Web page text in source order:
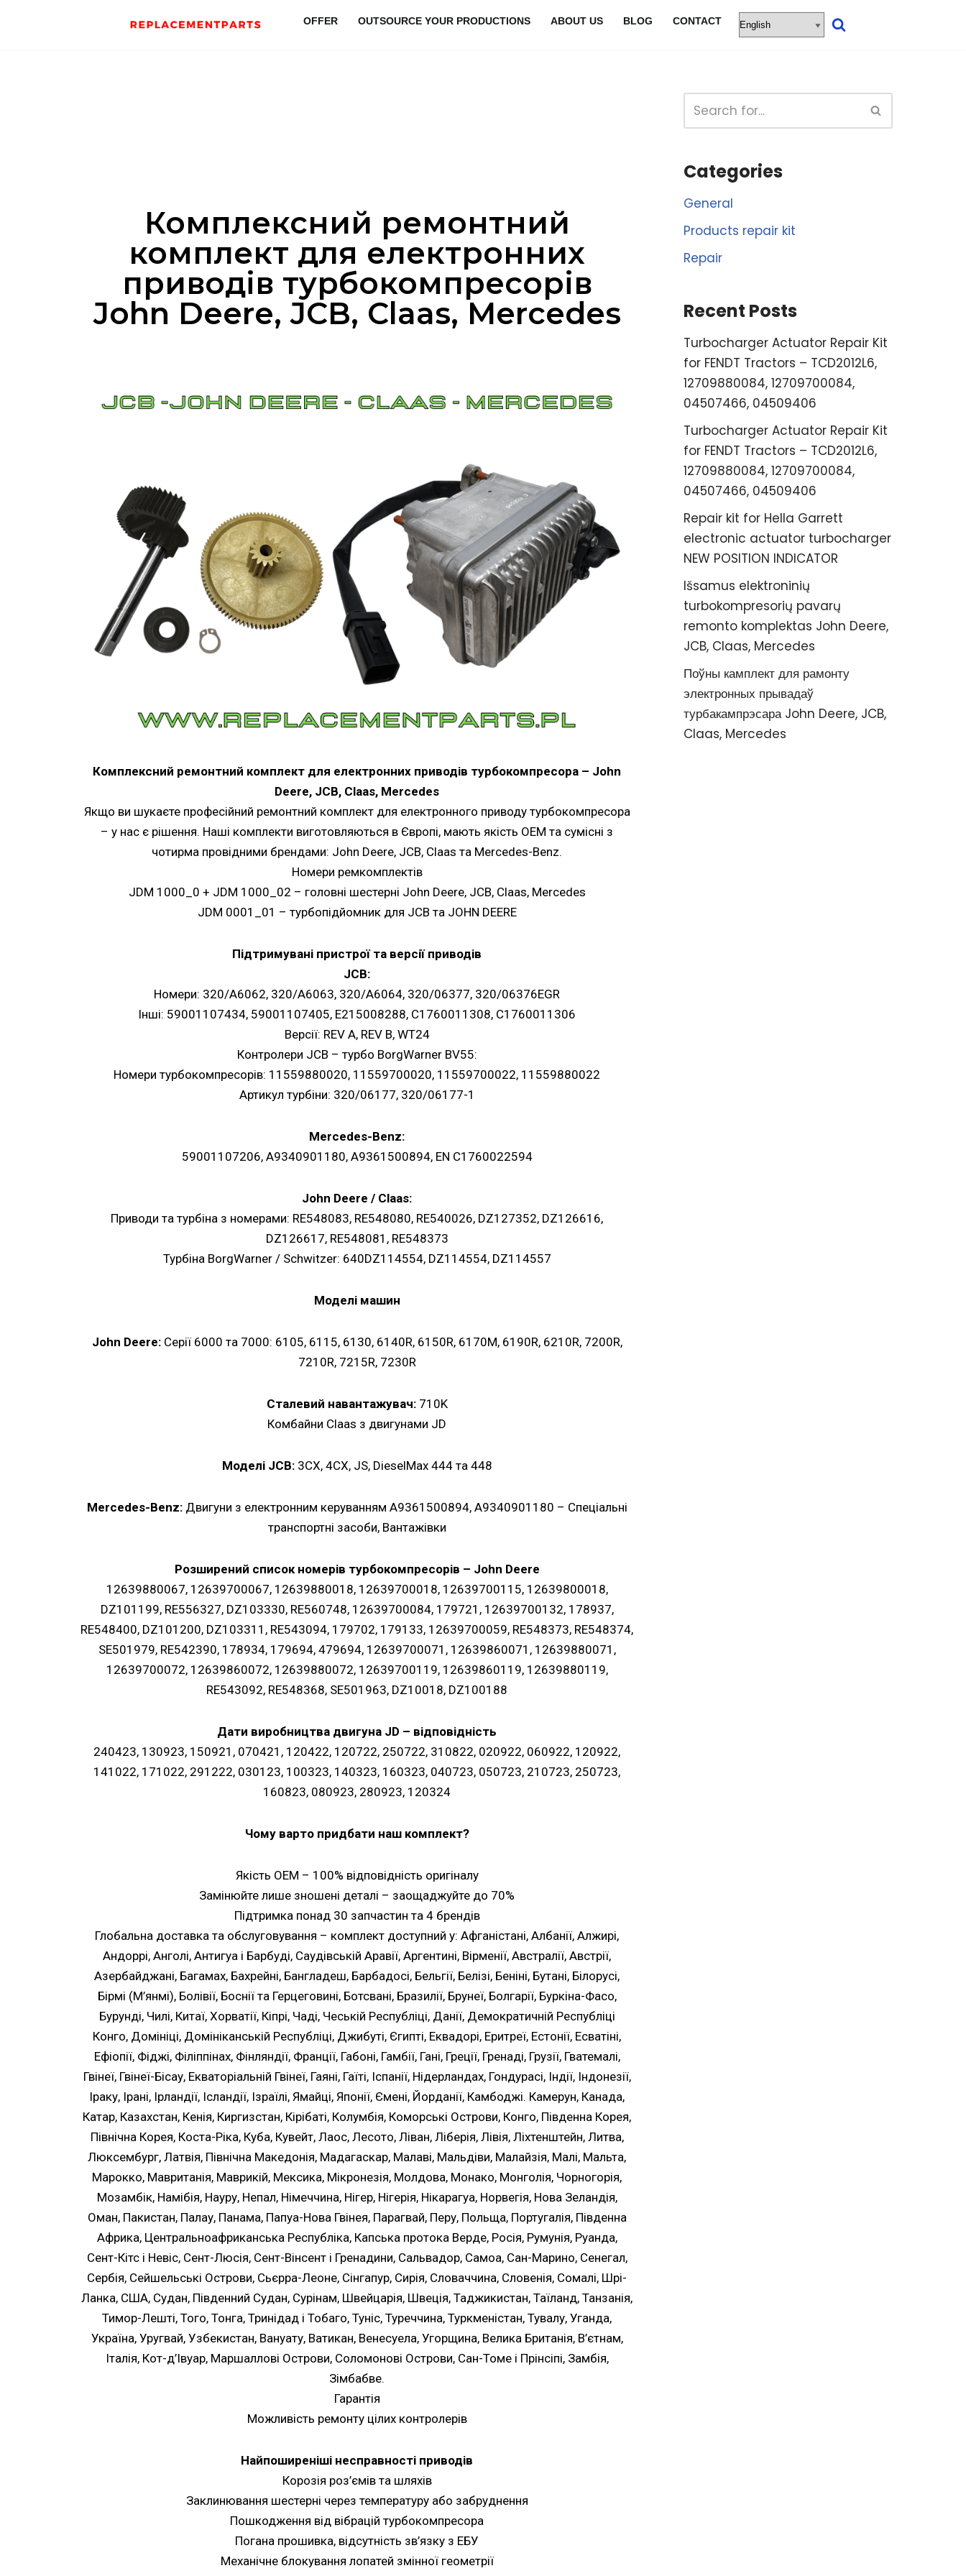
OFFER OUTSOURCE YOUR PRODUCTIONS ABOUT US BLOG CONTACT
Комплексний ремонтний
комплект для електронних
приводів турбокомпресорів
John Deere, JCB, Claas, Mercedes
Комплексний ремонтний комплект для електронних приводів турбокомпресора – John
Deere, JCB, Claas, Mercedes
Якщо ви шукаєте професійний ремонтний комплект для електронного приводу турбокомпресора
– у нас є рішення. Наші комплекти виготовляються в Європі, мають якість OEM та сумісні з
чотирма провідними брендами: John Deere, JCB, Claas та Mercedes-Benz.
Номери ремкомплектів
JDM 1000_0 + JDM 1000_02 – головні шестерні John Deere, JCB, Claas, Mercedes
JDM 0001_01 – турбопідйомник для JCB та JOHN DEERE
Підтримувані пристрої та версії приводів
JCB:
Номери: 320/A6062, 320/A6063, 320/A6064, 320/06377, 320/06376EGR
Інші: 59001107434, 59001107405, E215008288, C1760011308, C1760011306
Версії: REV A, REV B, WT24
Контролери JCB – турбо BorgWarner BV55:
Номери турбокомпресорів: 11559880020, 11559700020, 11559700022, 11559880022
Артикул турбіни: 320/06177, 320/06177-1
Mercedes-Benz:
59001107206, A9340901180, A9361500894, EN C1760022594
John Deere / Claas:
Приводи та турбіна з номерами: RE548083, RE548080, RE540026, DZ127352, DZ126616,
DZ126617, RE548081, RE548373
Турбіна BorgWarner / Schwitzer: 640DZ114554, DZ114554, DZ114557
Моделі машин
John Deere:Серії 6000 та 7000: 6105, 6115, 6130, 6140R, 6150R, 6170M, 6190R, 6210R, 7200R,
7210R, 7215R, 7230R
Сталевий навантажувач:710K
Комбайни Claas з двигунами JD
Моделі JCB:3CX, 4CX, JS, DieselMax 444 та 448
Mercedes-Benz:Двигуни з електронним керуванням A9361500894, A9340901180 – Спеціальні
транспортні засоби, Вантажівки
Розширений список номерів турбокомпресорів – John Deere
12639880067, 12639700067, 12639880018, 12639700018, 12639700115, 12639800018,
DZ101199, RE556327, DZ103330, RE560748, 12639700084, 179721, 12639700132, 178937,
RE548400, DZ101200, DZ103311, RE543094, 179702, 179133, 12639700059, RE548373, RE548374,
SE501979, RE542390, 178934, 179694, 479694, 12639700071, 12639860071, 12639880071,
12639700072, 12639860072, 12639880072, 12639700119, 12639860119, 12639880119,
RE543092, RE548368, SE501963, DZ10018, DZ100188
Дати виробництва двигуна JD – відповідність
240423, 130923, 150921, 070421, 120422, 120722, 250722, 310822, 020922, 060922, 120922,
141022, 171022, 291222, 030123, 100323, 140323, 160323, 040723, 050723, 210723, 250723,
160823, 080923, 280923, 120324
Чому варто придбати наш комплект?
Якість OEM – 100% відповідність оригіналу
Замінюйте лише зношені деталі – заощаджуйте до 70%
Підтримка понад 30 запчастин та 4 брендів
Глобальна доставка та обслуговування – комплект доступний у: Афганістані, Албанії, Алжирі,
Андоррі, Анголі, Антигуа і Барбуді, Саудівській Аравії, Аргентині, Вірменії, Австралії, Австрії,
Азербайджані, Багамах, Бахрейні, Бангладеш, Барбадосі, Бельгії, Белізі, Беніні, Бутані, Білорусі,
Бірмі (М’янмі), Болівії, Боснії та Герцеговині, Ботсвані, Бразилії, Брунеї, Болгарії, Буркіна-Фасо,
Бурунді, Чилі, Китаї, Хорватії, Кіпрі, Чаді, Чеській Республіці, Данії, Демократичній Республіці
Конго, Домініці, Домініканській Республіці, Джибуті, Єгипті, Еквадорі, Еритреї, Естонії, Есватіні,
Ефіопії, Фіджі, Філіппінах, Фінляндії, Франції, Габоні, Гамбії, Гані, Греції, Гренаді, Грузії, Гватемалі,
Гвінеї, Гвінеї-Бісау, Екваторіальній Гвінеї, Гаяні, Гаїті, Іспанії, Нідерландах, Гондурасі, Індії, Індонезії,
Іраку, Ірані, Ірландії, Ісландії, Ізраїлі, Ямайці, Японії, Ємені, Йорданії, Камбоджі. Камерун, Канада,
Катар, Казахстан, Кенія, Киргизстан, Кірібаті, Колумбія, Коморські Острови, Конго, Південна Корея,
Північна Корея, Коста-Ріка, Куба, Кувейт, Лаос, Лесото, Ліван, Ліберія, Лівія, Ліхтенштейн, Литва,
Люксембург, Латвія, Північна Македонія, Мадагаскар, Малаві, Мальдіви, Малайзія, Малі, Мальта,
Марокко, Мавританія, Маврикій, Мексика, Мікронезія, Молдова, Монако, Монголія, Чорногорія,
Мозамбік, Намібія, Науру, Непал, Німеччина, Нігер, Нігерія, Нікарагуа, Норвегія, Нова Зеландія,
Оман, Пакистан, Палау, Панама, Папуа-Нова Гвінея, Парагвай, Перу, Польща, Португалія, Південна
Африка, Центральноафриканська Республіка, Капська протока Верде, Росія, Румунія, Руанда,
Сент-Кітс і Невіс, Сент-Люсія, Сент-Вінсент і Гренадини, Сальвадор, Самоа, Сан-Марино, Сенегал,
Сербія, Сейшельські Острови, Сьєрра-Леоне, Сінгапур, Сирія, Словаччина, Словенія, Сомалі, Шрі-
Ланка, США, Судан, Південний Судан, Сурінам, Швейцарія, Швеція, Таджикистан, Таїланд, Танзанія,
Тимор-Лешті, Того, Тонга, Тринідад і Тобаго, Туніс, Туреччина, Туркменістан, Тувалу, Уганда,
Україна, Уругвай, Узбекистан, Вануату, Ватикан, Венесуела, Угорщина, Велика Британія, В’єтнам,
Італія, Кот-д’Івуар, Маршаллові Острови, Соломонові Острови, Сан-Томе і Прінсіпі, Замбія,
Зімбабве.
Гарантія
Можливість ремонту цілих контролерів
Найпоширеніші несправності приводів
Корозія роз’ємів та шляхів
Заклинювання шестерні через температуру або забруднення
Пошкодження від вібрацій турбокомпресора
Погана прошивка, відсутність зв’язку з ЕБУ
Механічне блокування лопатей змінної геометрії
Categories
General
Products repair kit
Repair
Recent Posts
Turbocharger Actuator Repair Kit
for FENDT Tractors – TCD2012L6,
12709880084, 12709700084,
04507466, 04509406
Turbocharger Actuator Repair Kit
for FENDT Tractors – TCD2012L6,
12709880084, 12709700084,
04507466, 04509406
Repair kit for Hella Garrett
electronic actuator turbocharger
NEW POSITION INDICATOR
Išsamus elektroninių
turbokompresorių pavarų
remonto komplektas John Deere,
JCB, Claas, Mercedes
Поўны камплект для рамонту
электронных прывадаў
турбакампрэсара John Deere, JCB,
Claas, Mercedes